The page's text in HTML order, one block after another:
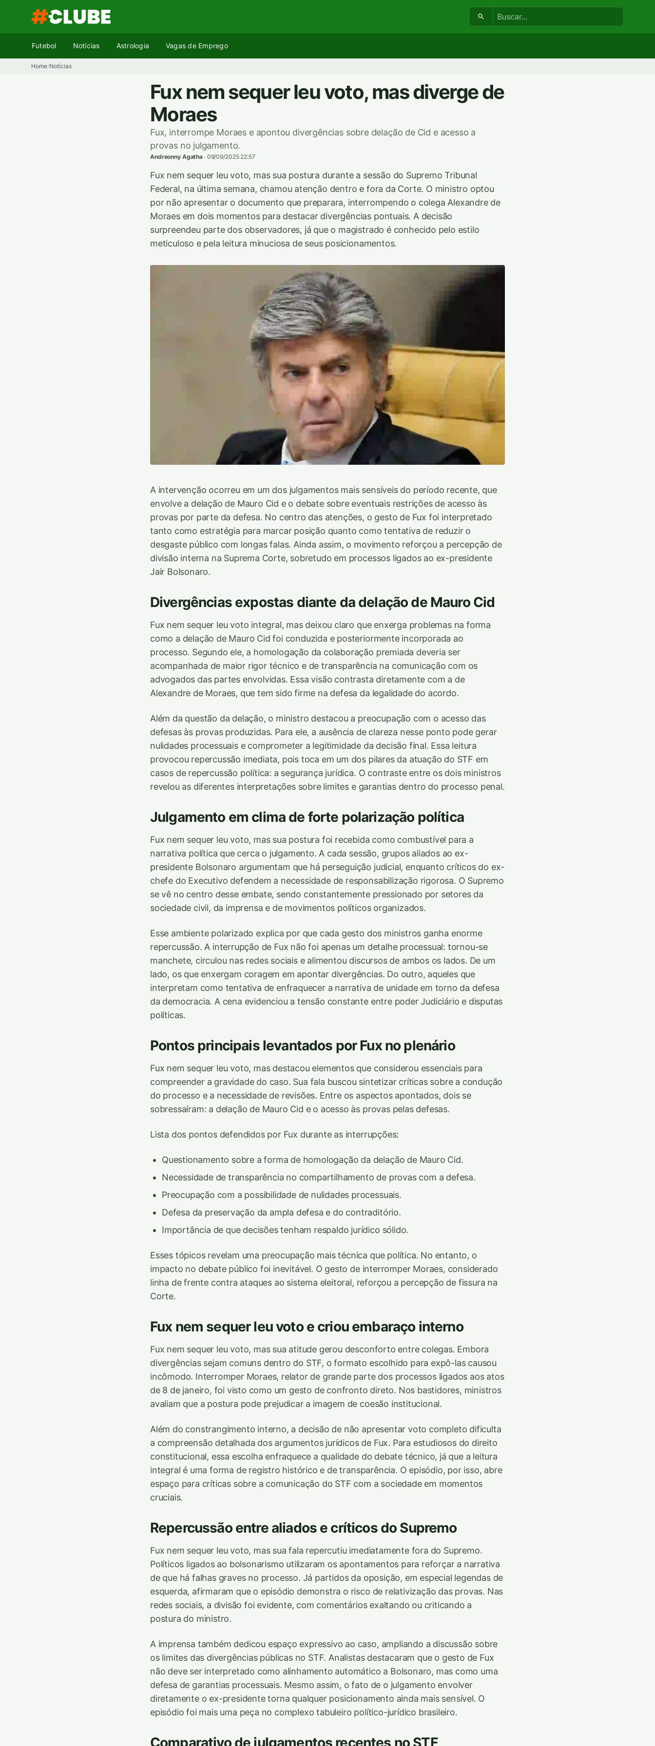
conteúdo
Buscar:
Futebol Notícias Astrologia Vagas de Emprego
Home/Notícias
Fux nem sequer leu voto, mas diverge de
Moraes
Fux, interrompe Moraes e apontou divergências sobre delação de Cid e acesso a
provas no julgamento.
Andreonny Agatha · 09/09/2025 22:57
Fux nem sequer leu voto, mas sua postura durante a sessão do Supremo Tribunal
Federal, na última semana, chamou atenção dentro e fora da Corte. O ministro optou
por não apresentar o documento que preparara, interrompendo o colega Alexandre de
Moraes em dois momentos para destacar divergências pontuais. A decisão
surpreendeu parte dos observadores, já que o magistrado é conhecido pelo estilo
meticuloso e pela leitura minuciosa de seus posicionamentos.
A intervenção ocorreu em um dos julgamentos mais sensíveis do período recente, que
envolve a delação de Mauro Cid e o debate sobre eventuais restrições de acesso às
provas por parte da defesa. No centro das atenções, o gesto de Fux foi interpretado
tanto como estratégia para marcar posição quanto como tentativa de reduzir o
desgaste público com longas falas. Ainda assim, o movimento reforçou a percepção de
divisão interna na Suprema Corte, sobretudo em processos ligados ao ex-presidente
Jair Bolsonaro.
Divergências expostas diante da delação de Mauro Cid
Fux nem sequer leu voto integral, mas deixou claro que enxerga problemas na forma
como a delação de Mauro Cid foi conduzida e posteriormente incorporada ao
processo. Segundo ele, a homologação da colaboração premiada deveria ser
acompanhada de maior rigor técnico e de transparência na comunicação com os
advogados das partes envolvidas. Essa visão contrasta diretamente com a de
Alexandre de Moraes, que tem sido firme na defesa da legalidade do acordo.
Além da questão da delação, o ministro destacou a preocupação com o acesso das
defesas às provas produzidas. Para ele, a ausência de clareza nesse ponto pode gerar
nulidades processuais e comprometer a legitimidade da decisão final. Essa leitura
provocou repercussão imediata, pois toca em um dos pilares da atuação do STF em
casos de repercussão política: a segurança jurídica. O contraste entre os dois ministros
revelou as diferentes interpretações sobre limites e garantias dentro do processo penal.
Julgamento em clima de forte polarização política
Fux nem sequer leu voto, mas sua postura foi recebida como combustível para a
narrativa política que cerca o julgamento. A cada sessão, grupos aliados ao ex-
presidente Bolsonaro argumentam que há perseguição judicial, enquanto críticos do ex-
chefe do Executivo defendem a necessidade de responsabilização rigorosa. O Supremo
se vê no centro desse embate, sendo constantemente pressionado por setores da
sociedade civil, da imprensa e de movimentos políticos organizados.
Esse ambiente polarizado explica por que cada gesto dos ministros ganha enorme
repercussão. A interrupção de Fux não foi apenas um detalhe processual: tornou-se
manchete, circulou nas redes sociais e alimentou discursos de ambos os lados. De um
lado, os que enxergam coragem em apontar divergências. Do outro, aqueles que
interpretam como tentativa de enfraquecer a narrativa de unidade em torno da defesa
da democracia. A cena evidenciou a tensão constante entre poder Judiciário e disputas
políticas.
Pontos principais levantados por Fux no plenário
Fux nem sequer leu voto, mas destacou elementos que considerou essenciais para
compreender a gravidade do caso. Sua fala buscou sintetizar críticas sobre a condução
do processo e a necessidade de revisões. Entre os aspectos apontados, dois se
sobressaíram: a delação de Mauro Cid e o acesso às provas pelas defesas.
Lista dos pontos defendidos por Fux durante as interrupções:
Questionamento sobre a forma de homologação da delação de Mauro Cid.
Necessidade de transparência no compartilhamento de provas com a defesa.
Preocupação com a possibilidade de nulidades processuais.
Defesa da preservação da ampla defesa e do contraditório.
Importância de que decisões tenham respaldo jurídico sólido.
Esses tópicos revelam uma preocupação mais técnica que política. No entanto, o
impacto no debate público foi inevitável. O gesto de interromper Moraes, considerado
linha de frente contra ataques ao sistema eleitoral, reforçou a percepção de fissura na
Corte.
Fux nem sequer leu voto e criou embaraço interno
Fux nem sequer leu voto, mas sua atitude gerou desconforto entre colegas. Embora
divergências sejam comuns dentro do STF, o formato escolhido para expô-las causou
incômodo. Interromper Moraes, relator de grande parte dos processos ligados aos atos
de 8 de janeiro, foi visto como um gesto de confronto direto. Nos bastidores, ministros
avaliam que a postura pode prejudicar a imagem de coesão institucional.
Além do constrangimento interno, a decisão de não apresentar voto completo dificulta
a compreensão detalhada dos argumentos jurídicos de Fux. Para estudiosos do direito
constitucional, essa escolha enfraquece a qualidade do debate técnico, já que a leitura
integral é uma forma de registro histórico e de transparência. O episódio, por isso, abre
espaço para críticas sobre a comunicação do STF com a sociedade em momentos
cruciais.
Repercussão entre aliados e críticos do Supremo
Fux nem sequer leu voto, mas sua fala repercutiu imediatamente fora do Supremo.
Políticos ligados ao bolsonarismo utilizaram os apontamentos para reforçar a narrativa
de que há falhas graves no processo. Já partidos da oposição, em especial legendas de
esquerda, afirmaram que o episódio demonstra o risco de relativização das provas. Nas
redes sociais, a divisão foi evidente, com comentários exaltando ou criticando a
postura do ministro.
A imprensa também dedicou espaço expressivo ao caso, ampliando a discussão sobre
os limites das divergências públicas no STF. Analistas destacaram que o gesto de Fux
não deve ser interpretado como alinhamento automático a Bolsonaro, mas como uma
defesa de garantias processuais. Mesmo assim, o fato de o julgamento envolver
diretamente o ex-presidente torna qualquer posicionamento ainda mais sensível. O
episódio foi mais uma peça no complexo tabuleiro político-jurídico brasileiro.
Comparativo de julgamentos recentes no STF